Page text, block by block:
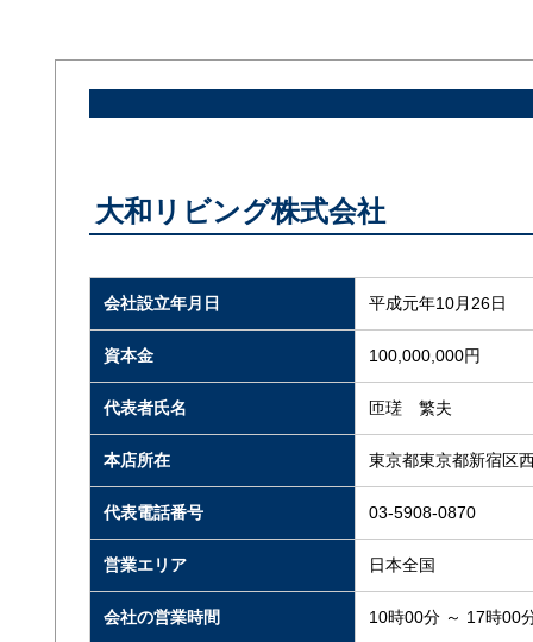
大和リビング株式会社
会社設立年月日 平成元年10月26日
資本金 100,000,000円
代表者氏名 匝瑳 繁夫
本店所在 東京都東京都新宿区
代表電話番号 03-5908-0870
営業エリア 日本全国
会社の営業時間 10時00分 ～ 17時00